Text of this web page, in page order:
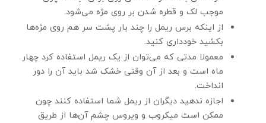
موجب لک و قطره شدن بر روی مژه می‌شود.
از اینکه برس ریمل را چند بار پشت سر هم روی مژه‌ها
بکشید خودداری کنید.
معمولا مدتی که می‌توان از یک ریمل استفاده کرد چهار
ماه است و بعد از آن وقتی خشک شد باید آن را دور
انداخت.
اجازه ندهید دیگران از ریمل شما استفاده کنند چون
ممکن است میکروب و ویروس چشم آن‌ها از طریق